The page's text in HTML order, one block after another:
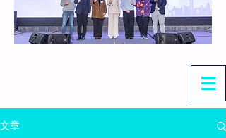
文章